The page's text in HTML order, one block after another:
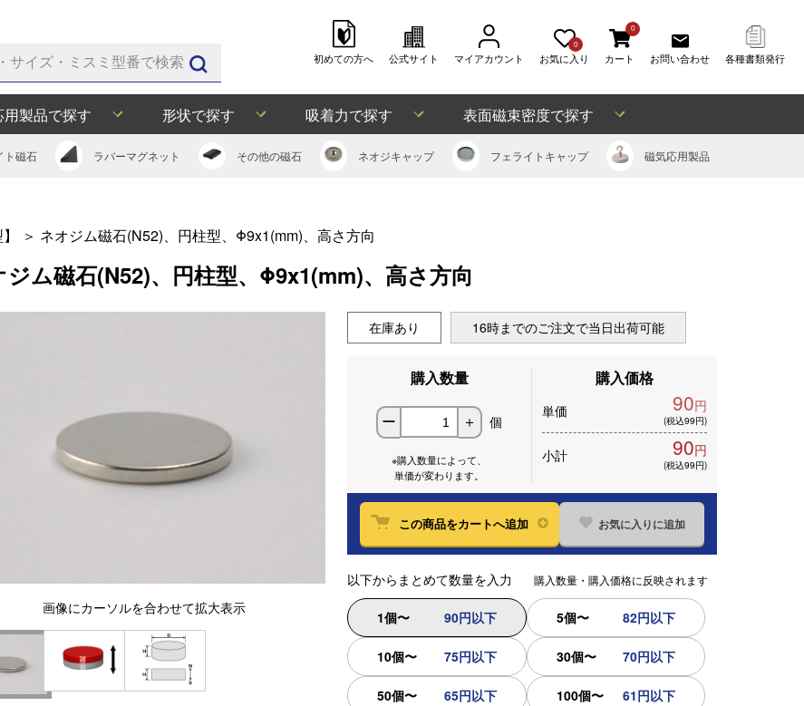
初めての方へ 公式サイト マイアカウント
0
お気に入り
0
カート お問い合わせ 各種書類発行
製品で探す 形状で探す 吸着力で探す 表面磁束密度で探す
ト磁石 ラバーマグネット その他の磁石 ネオジキャップ フェライト キャップ 磁気応用製品
＞ ネオジム磁石(N52)、円柱型、Φ9x1(mm)、高さ方向
ジム磁石(N52)、円柱型、Φ9x1(mm)、高さ方向
画像にカーソルを合わせて拡大表示
在庫あり 16時までのご注文で当日出荷可能
購入数量
ー ＋ 個
※購入数量によって、
単価が変わります。
購入価格
単価 90円
(税込99円)
小計 90円
(税込99円)
この商品をカートへ追加 お気に入りに追加
以下からまとめて数量を入力 購入数量・購入価格に反映されます
1個〜 90円以下 5個〜 82円以下
10個〜 75円以下 30個〜 70円以下
50個〜 65円以下 100個〜 61円以下